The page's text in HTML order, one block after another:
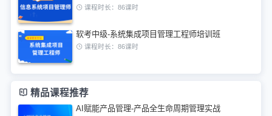
课程时长：86课时
软考中级-系统集成项目管理工程师培训班
课程时长：86课时
精品课程推荐
AI赋能产品管理-产品全生命周期管理实战